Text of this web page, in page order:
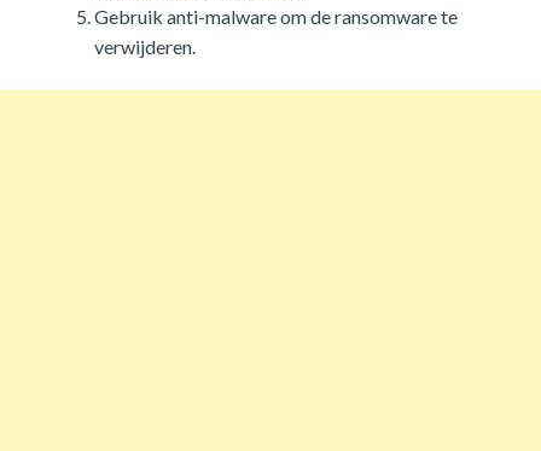
Gebruik anti-malware om de ransomware te
verwijderen.